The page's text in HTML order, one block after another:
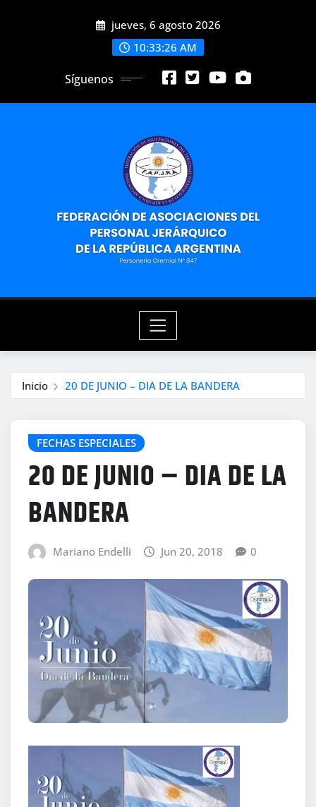
jueves, 6 agosto 2026
10:33:27 AM
Síguenos
Inicio 20 DE JUNIO – DIA DE LA BANDERA
FECHAS ESPECIALES
20 DE JUNIO – DIA DE LA
BANDERA
Mariano Endelli Jun 20, 2018 0